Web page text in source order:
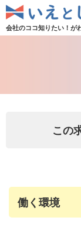
会社のココ知りたい！が
この
働く環境